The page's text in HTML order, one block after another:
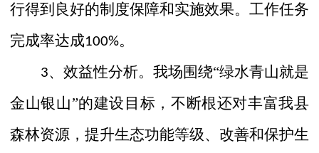
行得到良好的制度保障和实施效果。工作任务
完成率达成100%。
3、效益性分析。我场围绕“绿水青山就是
金山银山”的建设目标，不断根还对丰富我县
森林资源，提升生态功能等级、改善和保护生